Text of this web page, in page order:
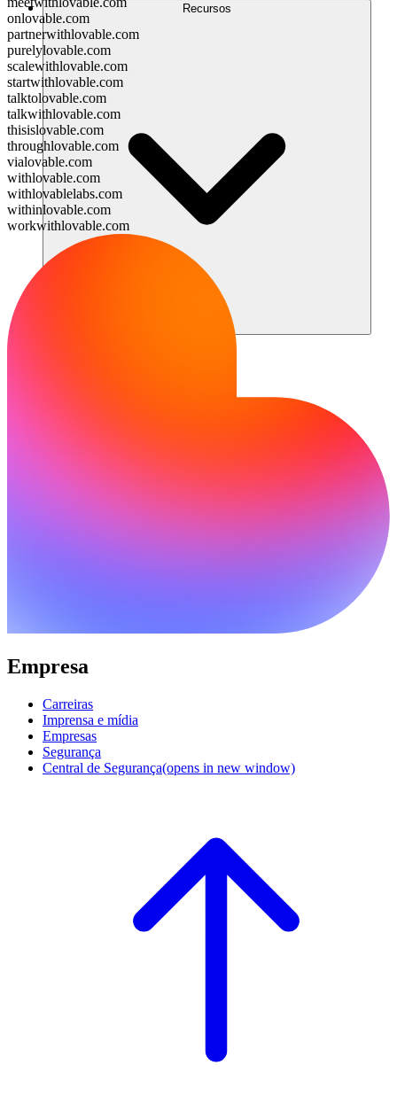
Recursos
onlovable.com
partnerwithlovable.com
purelylovable.com
scalewithlovable.com
startwithlovable.com
talktolovable.com
talkwithlovable.com
thisislovable.com
throughlovable.com
vialovable.com
withlovable.com
withlovablelabs.com
withinlovable.com
workwithlovable.com
Empresa
Carreiras
Imprensa e mídia
Empresas
Segurança
Central de Segurança(opens in new window)